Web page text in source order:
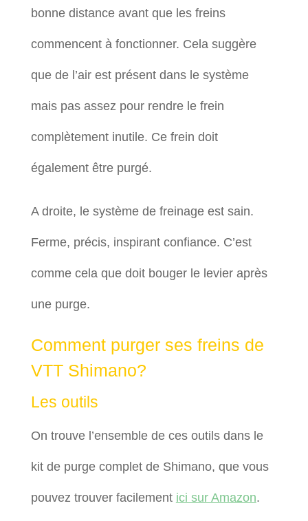
bonne distance avant que les freins
commencent à fonctionner. Cela suggère
que de l’air est présent dans le système
mais pas assez pour rendre le frein
complètement inutile. Ce frein doit
également être purgé.
A droite, le système de freinage est sain.
Ferme, précis, inspirant confiance. C’est
comme cela que doit bouger le levier après
une purge.
Comment purger ses freins de
VTT Shimano?
Les outils
On trouve l’ensemble de ces outils dans le
kit de purge complet de Shimano, que vous
pouvez trouver facilement ici sur Amazon.